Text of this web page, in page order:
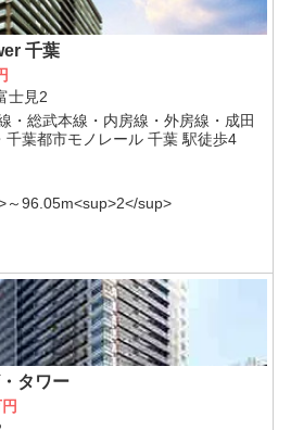
千葉
士見2
・総武本線・内房線・外房線・成田
千葉都市モノレール 千葉 駅徒歩4
～96.05m<sup>2</sup>
タワー